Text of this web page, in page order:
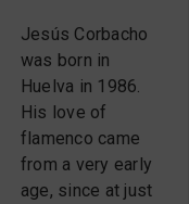
Jesús Corbacho
was born in
Huelva in 1986.
His love of
flamenco came
from a very early
age, since at just